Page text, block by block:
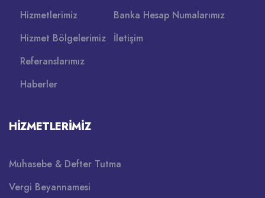
Hizmetlerimiz
Hizmet Bölgelerimiz
Referanslarımız
Haberler
Banka Hesap Numalarımız
İletişim
HIZMETLERIMIZ
Muhasebe & Defter Tutma
Vergi Beyannamesi